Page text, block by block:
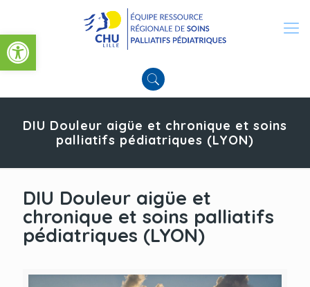
Ouvrir la barre d’outils
DIU Douleur aigüe et chronique et soins
palliatifs pédiatriques (LYON)
DIU Douleur aigüe et
chronique et soins palliatifs
pédiatriques (LYON)